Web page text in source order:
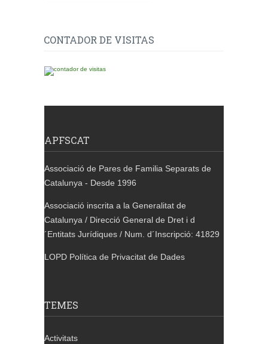
CONTADOR DE VISITAS
APFSCAT
Associació de Pares de Familia Separats de
Catalunya - Desde 1996
Associació inscrita a la Generalitat de
Catalunya / Direcció General de Dret i d
´Entitats Jurídiques / Num. d´Inscripció: 41829
LOPD Política de Privacitat de Dades
TEMES
Activitats